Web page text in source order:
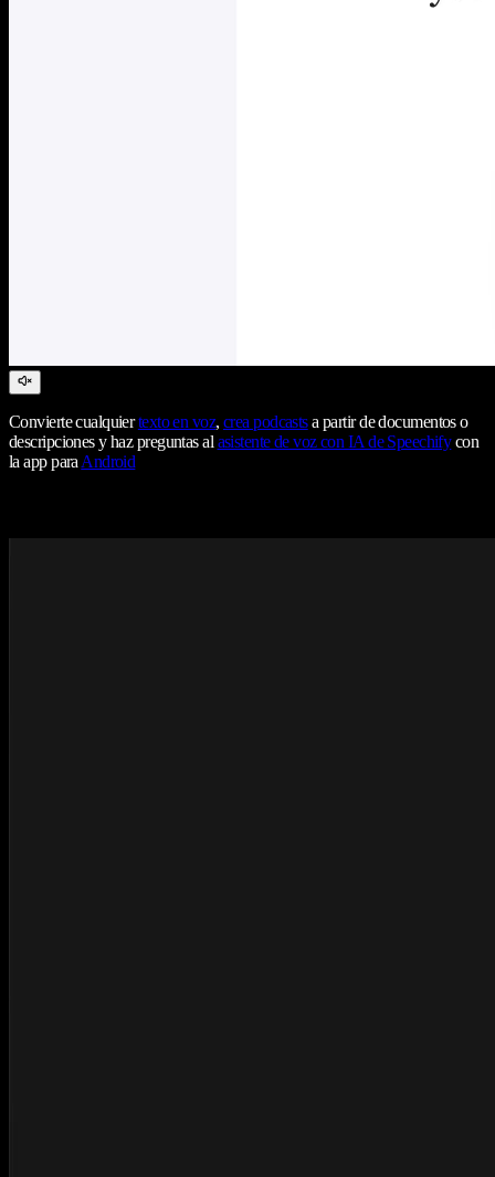
Convierte cualquiertexto en voz, crea podcastsa partir de documentos o
descripciones y haz preguntas alasistente de voz con IA de Speechifycon
la app paraAndroid